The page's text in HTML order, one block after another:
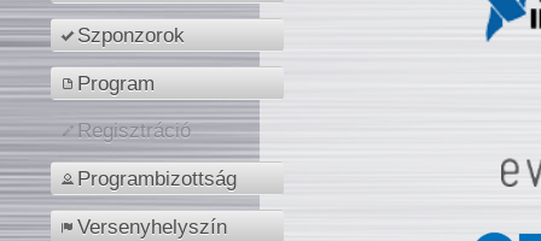
Szponzorok
Program
Regisztráció
Programbizottság
Versenyhelyszín